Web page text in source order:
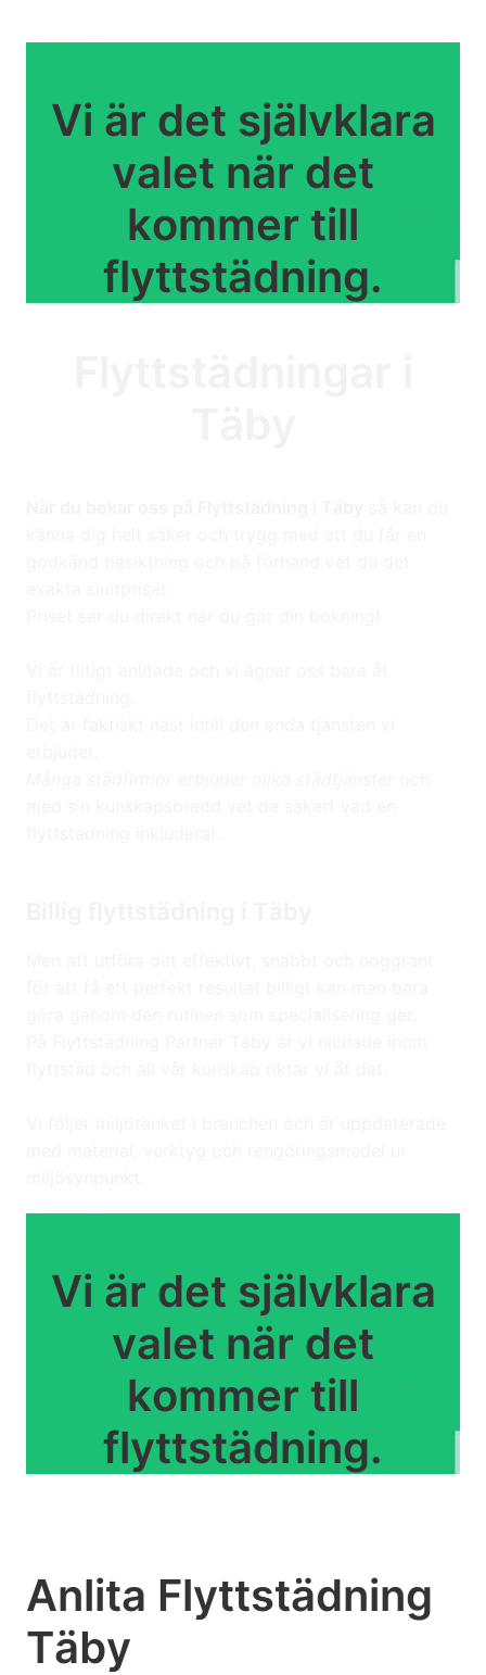
Vi är det självklara
valet när det
kommer till
flyttstädning.
Vi är det självklara
valet när det
kommer till
flyttstädning.
Anlita Flyttstädning
Täby